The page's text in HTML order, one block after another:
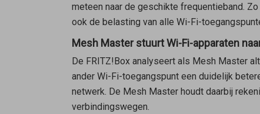
meteen naar de geschikte frequentieband.
ook de belasting van alle Wi-Fi-
Mesh Master stuurt Wi-Fi-apparaten
De FRITZ!Box analyseert als Mesh Master
ander Wi-Fi-toegangspunt een duidelijk
netwerk. De Mesh Masterhoudt daarbij
verbindingswegen.